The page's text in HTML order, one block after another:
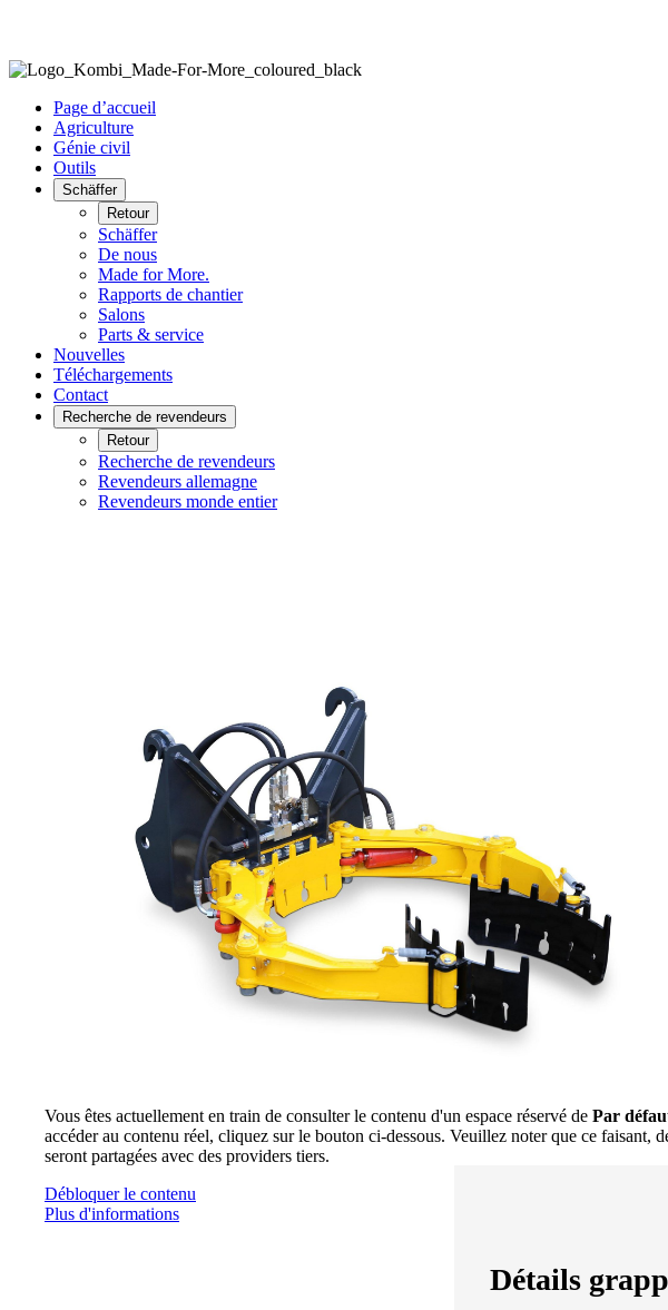
Page d’accueil
Agriculture
Génie civil
Outils
Schäffer
Retour
Schäffer
De nous
Made for More.
Rapports de chantier
Salons
Parts & service
Nouvelles
Téléchargements
Contact
Recherche de revendeurs
Retour
Recherche de revendeurs
Revendeurs allemagne
Revendeurs monde entier
Vous êtes actuellement en train de consulter le contenu d'un espace réservé de Par
accéder au contenu réel, cliquez sur le bouton ci-dessous. Veuillez noter que ce faisant,
seront partagées avec des providers tiers.
Débloquer le contenu
Plus d'informations
Détails